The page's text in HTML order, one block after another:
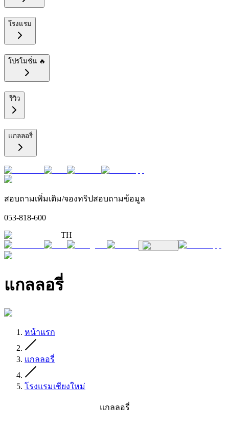
โรงแรม
โปรโมชั่น 🔥
รีวิว
แกลลอรี่
สอบถามเพิ่มเติม/จองทริปสอบถามข้อมูล
053-818-600
TH
แกลลอรี่
หน้าแรก
แกลลอรี่
โรงแรมเชียงใหม่
แกลลอรี่